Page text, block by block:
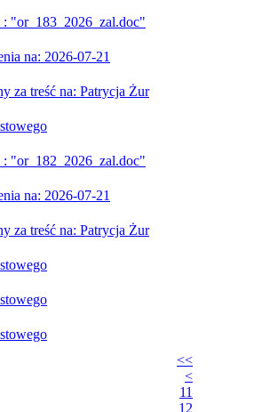
"or_183_2026_zal.doc"
na: 2026-07-21
za treść na: Patrycja Żur
"or_182_2026_zal.doc"
na: 2026-07-21
za treść na: Patrycja Żur
<<
<
11
12